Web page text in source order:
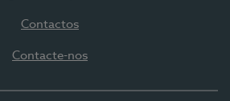
Contactos
Contacte-nos